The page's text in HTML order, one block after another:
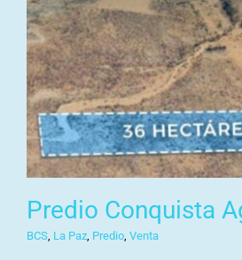
Predio Conquista
BCS, La Paz, Predio, Venta